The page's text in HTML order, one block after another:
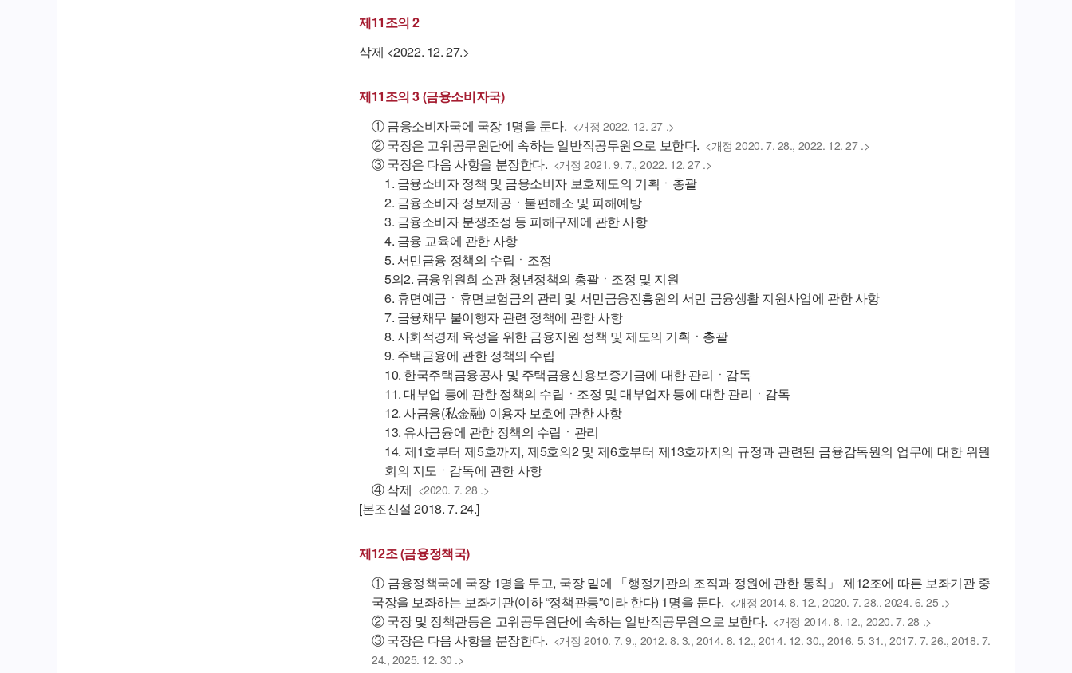
제11조의 2
삭제 <2022. 12. 27.>
제11조의 3 (금융소비자국)
① 금융소비자국에 국장 1명을 둔다. <개정 2022. 12. 27 .>
② 국장은 고위공무원단에 속하는 일반직공무원으로 보한다. <개정 2020. 7. 28., 2022. 12. 27 .>
③ 국장은 다음 사항을 분장한다. <개정 2021. 9. 7., 2022. 12. 27 .>
1. 금융소비자 정책 및 금융소비자 보호제도의 기획ㆍ총괄
2. 금융소비자 정보제공ㆍ불편해소 및 피해예방
3. 금융소비자 분쟁조정 등 피해구제에 관한 사항
4. 금융 교육에 관한 사항
5. 서민금융 정책의 수립ㆍ조정
5의2. 금융위원회 소관 청년정책의 총괄ㆍ조정 및 지원
6. 휴면예금ㆍ휴면보험금의 관리 및 서민금융진흥원의 서민 금융생활 지원사업에 관한 사항
7. 금융채무 불이행자 관련 정책에 관한 사항
8. 사회적경제 육성을 위한 금융지원 정책 및 제도의 기획ㆍ총괄
9. 주택금융에 관한 정책의 수립
10. 한국주택금융공사 및 주택금융신용보증기금에 대한 관리ㆍ감독
11. 대부업 등에 관한 정책의 수립ㆍ조정 및 대부업자 등에 대한 관리ㆍ감독
12. 사금융(私金融) 이용자 보호에 관한 사항
13. 유사금융에 관한 정책의 수립ㆍ관리
14. 제1호부터 제5호까지, 제5호의2 및 제6호부터 제13호까지의 규정과 관련된 금융감독원의 업무에 대한 위원
회의 지도ㆍ감독에 관한 사항
④ 삭제 <2020. 7. 28 .>
[본조신설 2018. 7. 24.]
제12조 (금융정책국)
① 금융정책국에 국장 1명을 두고, 국장 밑에 「행정기관의 조직과 정원에 관한 통칙」 제12조에 따른 보좌기관 중
국장을 보좌하는 보좌기관(이하 “정책관등”이라 한다) 1명을 둔다. <개정 2014. 8. 12., 2020. 7. 28., 2024. 6. 25 .>
② 국장 및 정책관등은 고위공무원단에 속하는 일반직공무원으로 보한다. <개정 2014. 8. 12., 2020. 7. 28 .>
③ 국장은 다음 사항을 분장한다. <개정 2010. 7. 9., 2012. 8. 3., 2014. 8. 12., 2014. 12. 30., 2016. 5. 31., 2017. 7. 26., 2018. 7.
24., 2025. 12. 30 .>